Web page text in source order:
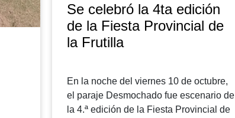
Se celebró la 4ta edición
de la Fiesta Provincial de
la Frutilla
En la noche del viernes 10 de octubre,
el paraje Desmochado fue escenario de
la 4.ª edición de la Fiesta Provincial de